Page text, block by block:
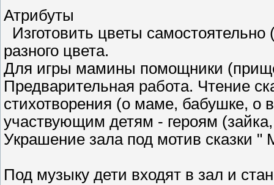
Атрибуты
Изготовить цветы
разного цвета.
Для игры мамины помощники
Предварительная работа. Чтение
стихотворения (о маме, бабушке, о
участвующим детям - героям
Украшение зала под мотив сказки
Под музыку дети входят в зал и